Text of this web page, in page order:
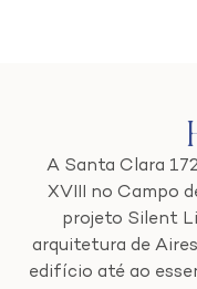
A Santa Clara
XVIII no Campo
projeto Silent
arquitetura de
edifício até ao